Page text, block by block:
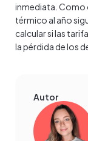
inmediata. Como
térmico al año
calcular si las
la pérdida de los
Autor